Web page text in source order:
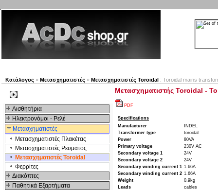
Κατάλογος » Μετασχηματιστές » Μετασχηματιστές Toroidal : Toroidal mains
Αισθητήρια
Ηλεκτρονόμοι - Ρελέ
Μετασχηματιστές
Μετασχηματιστές Πλακέτας
Μετασχηματιστές Ρευματος
Μετασχηματιστές Toroidal
Φερρίτες
Διακόπτες
Παθητικά Εξαρτήματα
Μετασχηματιστής Toroidal -
PDF
Specifications
Manufacturer
INDEL
Transformer type
toroidal
Power
80VA
Primary voltage
230V AC
Secondary voltage 1
24V
Secondary voltage 2
24V
Secondary winding current 1 1.66A
Secondary winding current 2 1.66A
Weight
0.9kg
Leads
cables